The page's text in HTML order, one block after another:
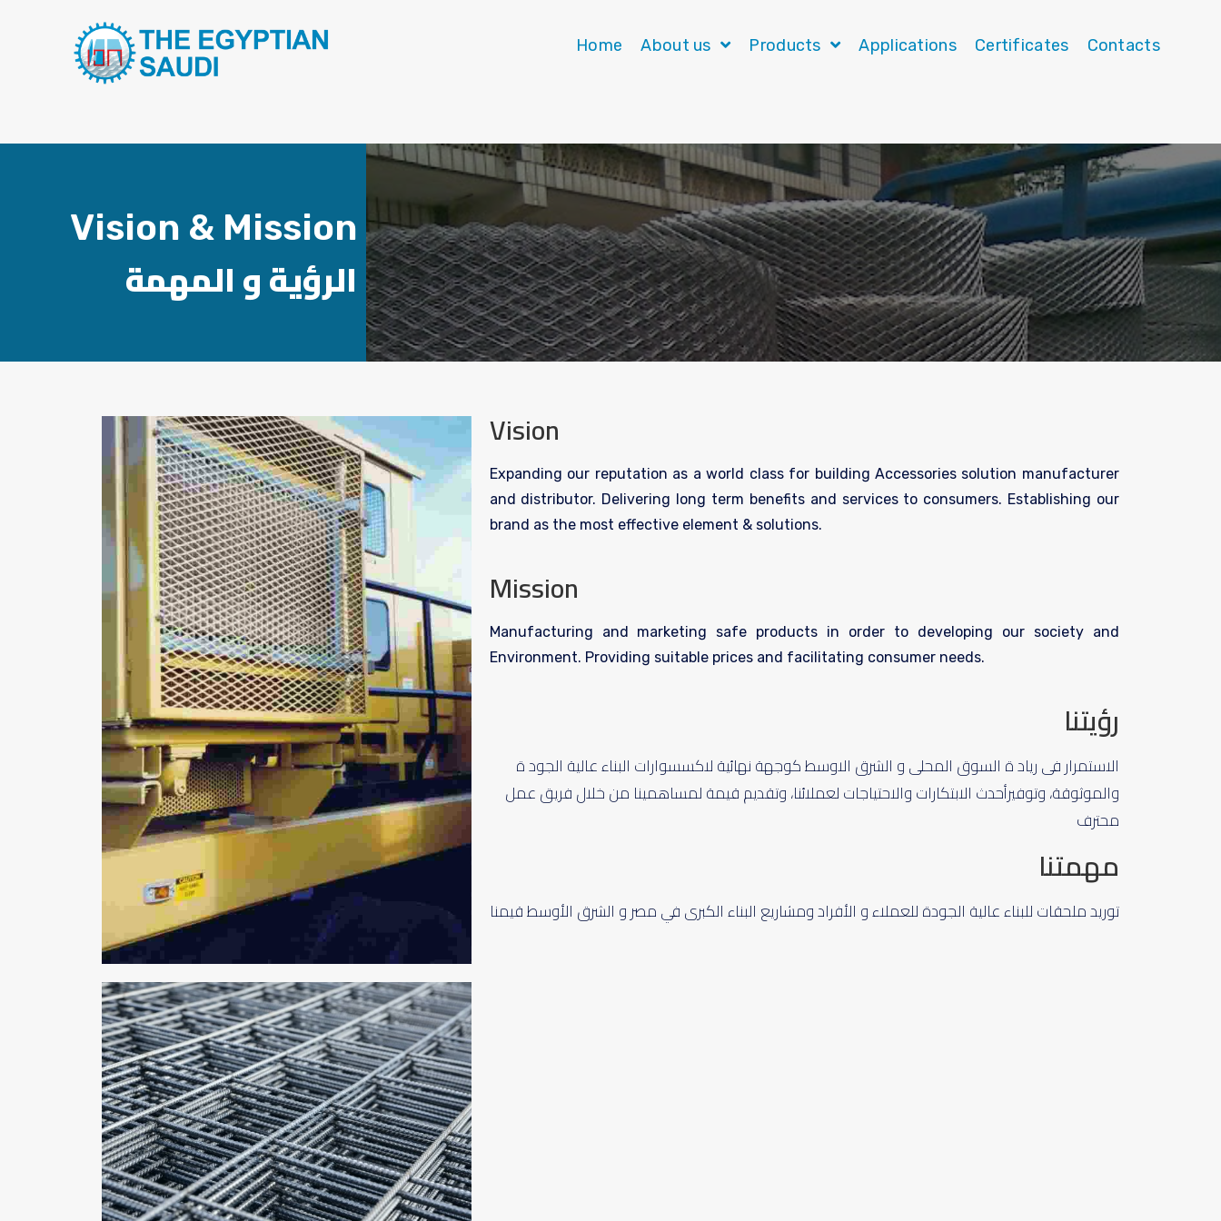
Home About us Products Applications Certificates Contacts
Vision & Mission
الرؤية و المهمة
Vision
Expanding our reputation as a world class for building Accessories solution manufacturer
and distributor. Delivering long term benefits and services to consumers. Establishing our
brand as the most effective element & solutions.
Mission
Manufacturing and marketing safe products in order to developing our society and
Environment. Providing suitable prices and facilitating consumer needs.
رؤيتنا
الاستمرار فى رياد ة السوق المحلى و الشرق الاوسط كوجهة نهائية لاكسسوارات البناء عالية الجود ة
والموثوقة، وتوفيرأحدث الابتكارات والاحتياجات لعملائنا، وتقديم قيمة لمساهمينا من خلال فريق عمل
محترف
مهمتنا
توريد ملحقات للبناء عالية الجودة للعملاء و الأفراد ومشاريع البناء الكبرى في مصر و الشرق الأوسط قيمنا